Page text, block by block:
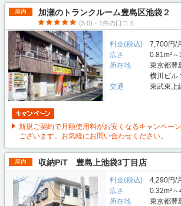
屋内 加瀬のトランクルーム豊島区池袋２
(5.0)・1件の口コミ
料金(税込)
7,700円/
広さ
0.81m²～
所在地
東京都豊
横川ビル
交通
東武東上
新規ご契約で月額使用料がお安くなるキャンペー
ございます。お気軽にお問い合わせください。
屋内 収納PiT 豊島上池袋3丁目店
料金(税込)
4,290円/
広さ
0.32m²～
所在地
東京都豊